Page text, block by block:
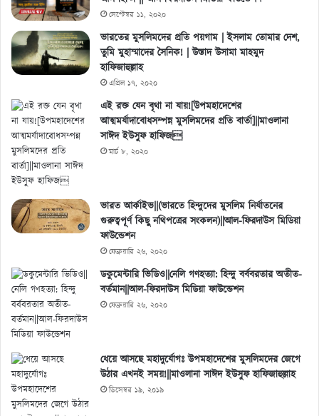
সেপ্টেম্বর ১১, ২০২০
ভারতের মুসলিমদের প্রতি পয়গাম | ইসলাম তোমার দেশ,
তুমি মুহাম্মাদের সৈনিক! | উস্তাদ উসামা মাহমুদ
হাফিজাহুল্লাহ
এপ্রিল ১৭, ২০২০
এই রক্ত যেন বৃথা না যায়![উপমহাদেশের
আত্মমর্যাদাবোধসম্পন্ন মুসলিমদের প্রতি বার্তা]||মাওলানা
সাঈদ ইউসুফ হাফিজ
মার্চ ৮, ২০২০
ভারত আর্কাইভ||(ভারতে হিন্দুদের মুসলিম নির্যাতনের
গুরুত্বপূর্ণ কিছু নথিপত্রের সংকলন)||আল-ফিরদাউস মিডিয়া
ফাউন্ডেশন
ফেব্রুয়ারি ২৬, ২০২০
ডকুমেন্টারি ভিডিও||নেলি গণহত্যা: হিন্দু বর্ববরতার অতীত-
বর্তমান||আল-ফিরদাউস মিডিয়া ফাউন্ডেশন
ফেব্রুয়ারি ২৬, ২০২০
ধেয়ে আসছে মহাদুর্যোগঃ উপমহাদেশের মুসলিমদের জেগে
উঠার এখনই সময়!||মাওলানা সাঈদ ইউসুফ হাফিজাহুল্লাহ
ডিসেম্বর ১৯, ২০১৯